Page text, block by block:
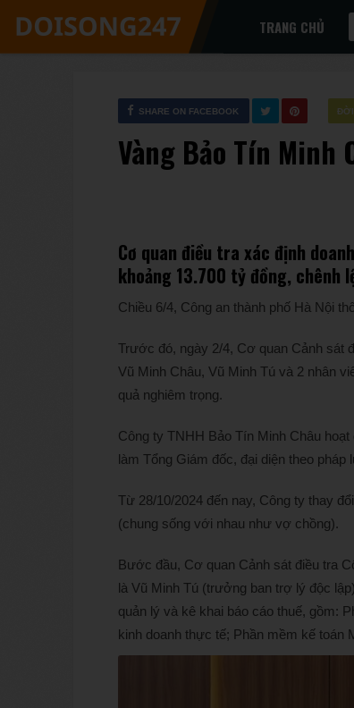
TRANG CHỦ
ĐỜI
SHARE ON FACEBOOK
Vàng Bảo Tín
Cơ quan điều tra xác định
khoảng 13.700 tỷ đồng, chênh
Chiều 6/4, Công an thành phố Hà Nội
Trước đó, ngày 2/4, Cơ quan Cảnh sát
Vũ Minh Châu, Vũ Minh Tú và 2 nhân
quả nghiêm trọng.
Công ty TNHH Bảo Tín Minh Châu
làm Tổng Giám đốc, đại diện theo pháp
Từ 28/10/2024 đến nay, Công ty thay
(chung sống với nhau như vợ chồng).
Bước đầu, Cơ quan Cảnh sát điều tra
là Vũ Minh Tú (trưởng ban trợ lý độc
quản lý và kê khai báo cáo thuế, gồm:
kinh doanh thực tế; Phần mềm kế toán